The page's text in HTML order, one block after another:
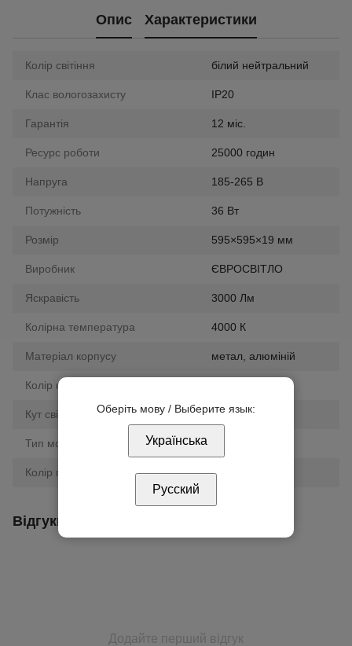
Опис Характеристики
Колір світіння білий нейтральний
Клас вологозахисту IP20
Гарантія 12 міс.
Ресурс роботи 25000 годин
Напруга 185-265 В
Потужність 36 Вт
Розмір 595×595×19 мм
Виробник ЄВРОСВІТЛО
Яскравість 3000 Лм
Колірна температура 4000 К
Матеріал корпусу метал, алюміній
Колір корпусу
Кут свічення 120°
Тип монтажу
Колір плафона/розсіювача білий
Відгуки
Додайте перший відгук
Оберіть мову / Выберите язык:
Українська
Русский